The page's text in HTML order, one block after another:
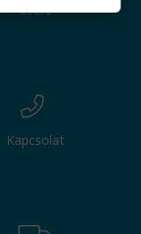
Csere
Kapcsolat